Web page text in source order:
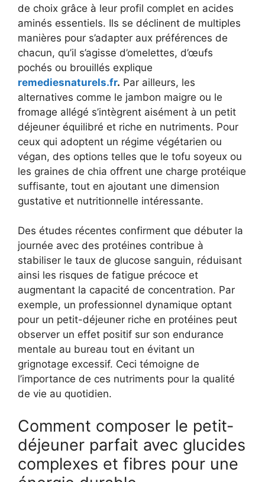
de choix grâce à leur profil complet en acides
aminés essentiels. Ils se déclinent de multiples
manières pour s’adapter aux préférences de
chacun, qu’il s’agisse d’omelettes, d’œufs
pochés ou brouillés explique
remediesnaturels.fr. Par ailleurs, les
alternatives comme le jambon maigre ou le
fromage allégé s’intègrent aisément à un petit
déjeuner équilibré et riche en nutriments. Pour
ceux qui adoptent un régime végétarien ou
végan, des options telles que le tofu soyeux ou
les graines de chia offrent une charge protéique
suffisante, tout en ajoutant une dimension
gustative et nutritionnelle intéressante.
Des études récentes confirment que débuter la
journée avec des protéines contribue à
stabiliser le taux de glucose sanguin, réduisant
ainsi les risques de fatigue précoce et
augmentant la capacité de concentration. Par
exemple, un professionnel dynamique optant
pour un petit-déjeuner riche en protéines peut
observer un effet positif sur son endurance
mentale au bureau tout en évitant un
grignotage excessif. Ceci témoigne de
l’importance de ces nutriments pour la qualité
de vie au quotidien.
Comment composer le petit-
déjeuner parfait avec glucides
complexes et fibres pour une